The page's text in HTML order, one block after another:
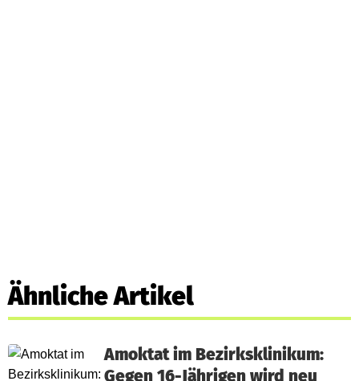
Ähnliche Artikel
Amoktat im Bezirksklinikum:
Gegen 16-Jährigen wird neu